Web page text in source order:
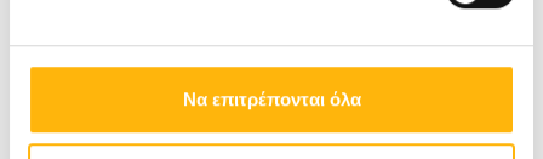
Να επιτρέπονται όλα